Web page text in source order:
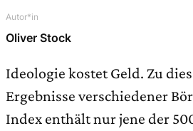
Autor*in
Oliver Stock
Ideologie kostet Geld. Zu
Ergebnisse verschiedener
Index enthält nur jene der